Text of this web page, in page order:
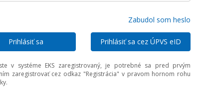
Zabudol som heslo
Prihlásiť sa cez ÚPVS eID
v systéme EKS zaregistrovaný, je potrebné sa pred prvým
zaregistrovať cez odkaz "Registrácia" v pravom hornom rohu